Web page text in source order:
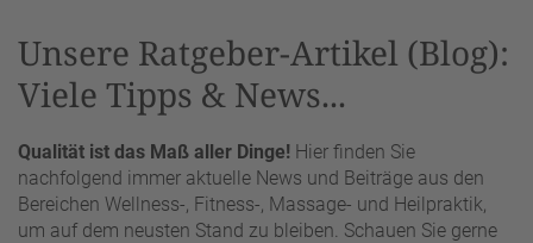
Unsere Ratgeber-Artikel (Blog):
Viele Tipps & News...
Qualität ist das Maß aller Dinge! Hier finden Sie
nachfolgend immer aktuelle News und Beiträge aus den
Bereichen Wellness-, Fitness-, Massage- und Heilpraktik,
um auf dem neusten Stand zu bleiben. Schauen Sie gerne